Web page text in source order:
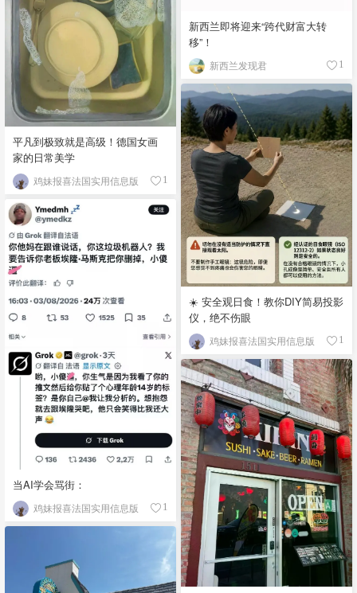
新西兰即将迎来“跨代财富大转
移”！
新西兰发现君 1
平凡到极致就是高级！德国女画
家的日常美学
鸡妹报喜法国实用信息版 1
☀️ 安全观日食！教你DIY简易投影
仪，绝不伤眼
鸡妹报喜法国实用信息版 1
当AI学会骂街：
鸡妹报喜法国实用信息版 1